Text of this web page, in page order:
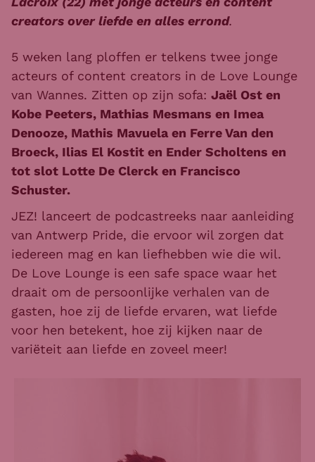
creators over liefde en alles errond.
5 weken lang ploffen er telkens twee jonge
acteurs of content creators in de Love Lounge
van Wannes. Zitten op zijn sofa: Jaël Ost en
Kobe Peeters, Mathias Mesmans en Imea
Denooze, Mathis Mavuela en Ferre Van den
Broeck, Ilias El Kostit en Ender Scholtens en
tot slot Lotte De Clerck en Francisco
Schuster.
JEZ! lanceert de podcastreeks naar aanleiding
van Antwerp Pride, die ervoor wil zorgen dat
iedereen mag en kan liefhebben wie die wil.
De Love Lounge is een safe space waar het
draait om de persoonlijke verhalen van de
gasten, hoe zij de liefde ervaren, wat liefde
voor hen betekent, hoe zij kijken naar de
variëteit aan liefde en zoveel meer!